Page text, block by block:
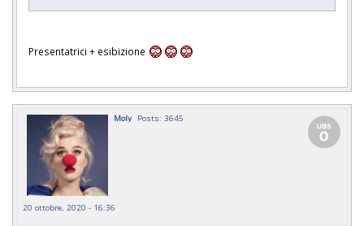
Presentatrici + esibizione
Moly Posts: 3645
20 ottobre, 2020 - 16:36